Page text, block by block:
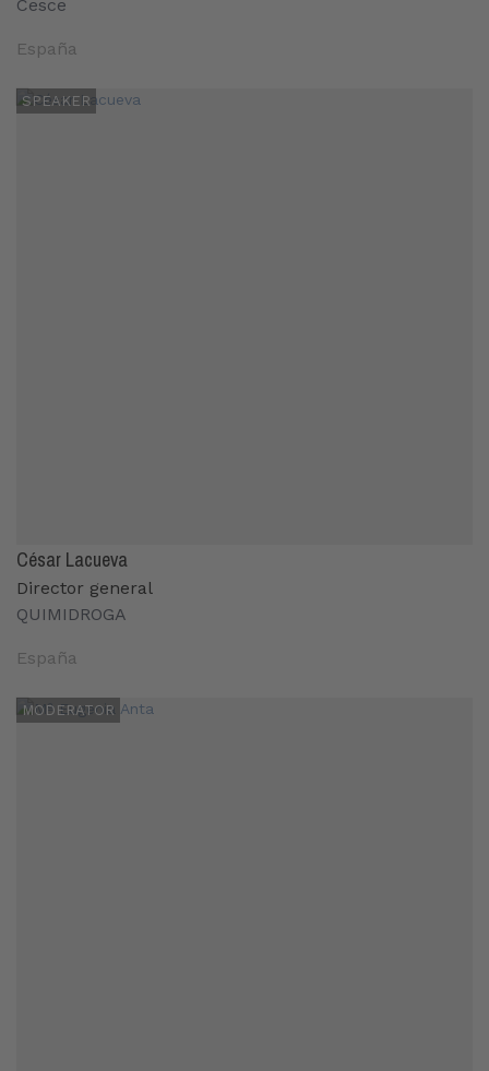
Cesce
España
SPEAKER
César Lacueva
Director general
QUIMIDROGA
España
MODERATOR